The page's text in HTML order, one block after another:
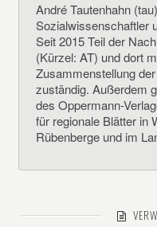
André Tautenhahn
Sozialwissenschaftler
Seit 2015 Teil der
(Kürzel: AT) und dort
Zusammenstellung
zuständig. Außerdem
des Oppermann-
für regionale Blätter in
Rübenberge und im